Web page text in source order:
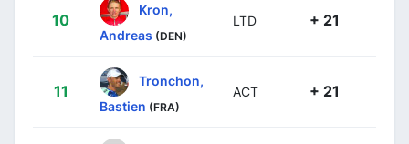
10
Kron,
Andreas (DEN)
LTD + 21
11
Tronchon,
Bastien (FRA)
ACT + 21